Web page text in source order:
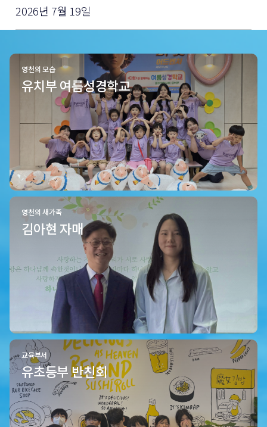
2026년 7월 19일
영천의 모습
유치부 여름성경학교
영천의 새가족
김아현 자매
교육부서
유초등부 반친회